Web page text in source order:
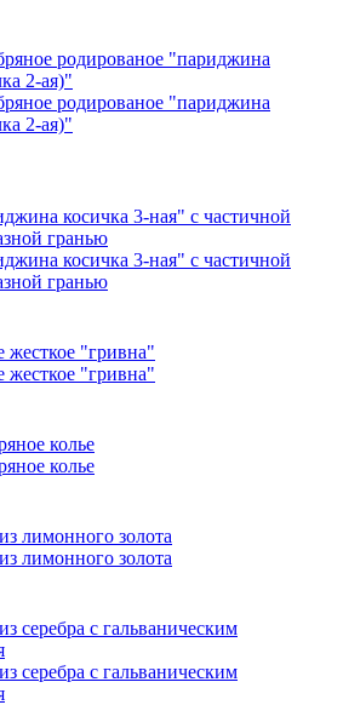
родированое "париджина
2-ая)"
родированое "париджина
2-ая)"
косичка 3-ная" с частичной
гранью
косичка 3-ная" с частичной
гранью
жесткое "гривна"
жесткое "гривна"
колье
колье
лимонного золота
лимонного золота
серебра с гальваническим
серебра с гальваническим